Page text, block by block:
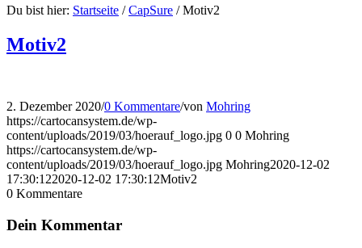
Du bist hier: Startseite / CapSure / Motiv2
Motiv2
2. Dezember 2020/0 Kommentare/von Mohring
https://cartocansystem.de/wp-
content/uploads/2019/03/hoerauf_logo.jpg 0 0 Mohring
https://cartocansystem.de/wp-
content/uploads/2019/03/hoerauf_logo.jpg Mohring2020-12-02
17:30:122020-12-02 17:30:12Motiv2
0 Kommentare
Dein Kommentar